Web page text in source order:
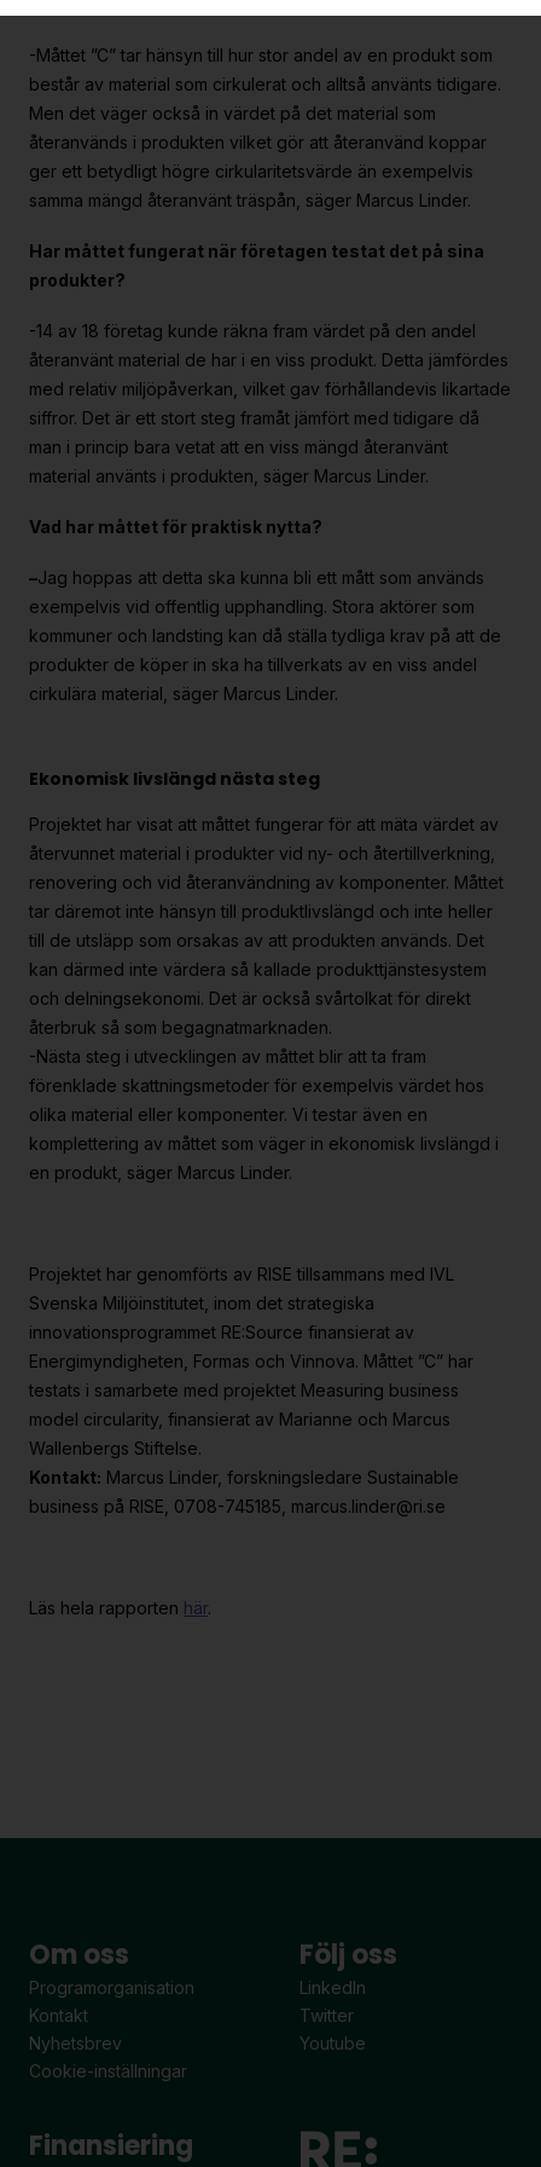
-Måttet ”C” tar hänsyn till hur stor andel av en produkt som
består av material som cirkulerat och alltså använts tidigare.
Men det väger också in värdet på det material som
återanvänds i produkten vilket gör att återanvänd koppar
ger ett betydligt högre cirkularitetsvärde än exempelvis
samma mängd återanvänt träspån, säger Marcus Linder.
Har måttet fungerat när företagen testat det på sina
produkter?
-14 av 18 företag kunde räkna fram värdet på den andel
återanvänt material de har i en viss produkt. Detta jämfördes
med relativ miljöpåverkan, vilket gav förhållandevis likartade
siffror. Det är ett stort steg framåt jämfört med tidigare då
man i princip bara vetat att en viss mängd återanvänt
material använts i produkten, säger Marcus Linder.
Vad har måttet för praktisk nytta?
–Jag hoppas att detta ska kunna bli ett mått som används
exempelvis vid offentlig upphandling. Stora aktörer som
kommuner och landsting kan då ställa tydliga krav på att de
produkter de köper in ska ha tillverkats av en viss andel
cirkulära material, säger Marcus Linder.
Ekonomisk livslängd nästa steg
Projektet har visat att måttet fungerar för att mäta värdet av
återvunnet material i produkter vid ny- och återtillverkning,
renovering och vid återanvändning av komponenter. Måttet
tar däremot inte hänsyn till produktlivslängd och inte heller
till de utsläpp som orsakas av att produkten används. Det
kan därmed inte värdera så kallade produkttjänstesystem
och delningsekonomi. Det är också svårtolkat för direkt
återbruk så som begagnatmarknaden.
-Nästa steg i utvecklingen av måttet blir att ta fram
förenklade skattningsmetoder för exempelvis värdet hos
olika material eller komponenter. Vi testar även en
komplettering av måttet som väger in ekonomisk livslängd i
en produkt, säger Marcus Linder.
Projektet har genomförts av RISE tillsammans med IVL
Svenska Miljöinstitutet, inom det strategiska
innovationsprogrammet RE:Source finansierat av
Energimyndigheten, Formas och Vinnova. Måttet ”C” har
testats i samarbete med projektet Measuring business
model circularity, finansierat av Marianne och Marcus
Wallenbergs Stiftelse.
Kontakt: Marcus Linder, forskningsledare Sustainable
business på RISE, 0708-745185, marcus.linder@ri.se
Läs hela rapporten här.
Om oss
Programorganisation
Kontakt
Nyhetsbrev
Cookie-inställningar
Följ oss
LinkedIn
Twitter
Youtube
Finansiering